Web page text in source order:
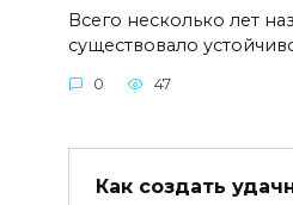
Всего несколько лет
существовало
0 47
Как создать